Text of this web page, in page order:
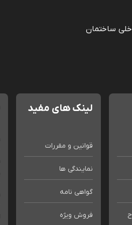
ساختمان
لینک های مفید
قوانین و مقررات
نمایندگی ها
گواهی نامه
فروش ویژه